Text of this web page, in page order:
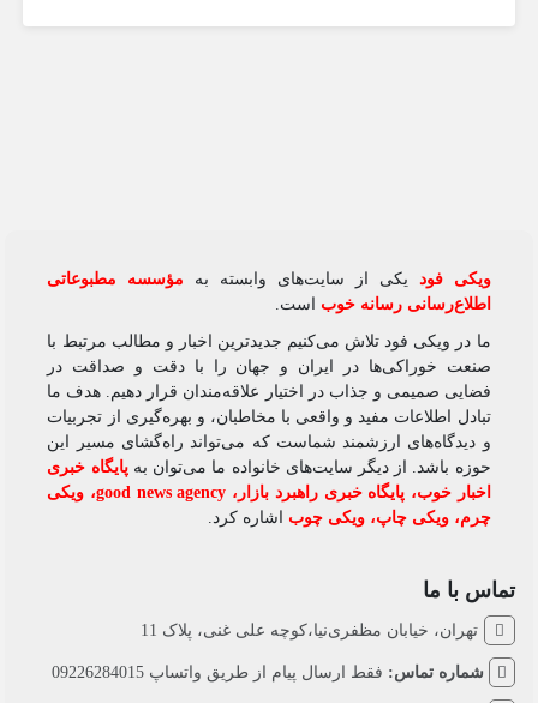
ویکی‌ فودیکی از سایت‌های وابسته به
مؤسسه مطبوعاتی
اطلاع‌رسانی رسانه خوباست.
ما در ویکی‌ فود تلاش می‌کنیم جدیدترین اخبار و مطالب مرتبط با
صنعت خوراکی‌ها در ایران و جهان را با دقت و صداقت در
فضایی صمیمی و جذاب در اختیار علاقه‌مندان قرار دهیم. هدف ما
تبادل اطلاعات مفید و واقعی با مخاطبان، و بهره‌گیری از تجربیات
و دیدگاه‌های ارزشمند شماست که می‌تواند راه‌گشای مسیر این
حوزه باشد. از دیگر سایت‌های خانواده ما می‌توان بهپایگاه خبری
اخبار خوب،پایگاه خبری راهبرد بازار ،good news agency،ویکی
چرم،ویکی چاپ،ویکی چوباشاره کرد.
تماس با ما
تهران، خیابان مظفری‌نیا،کوچه علی غنی، پلاک 11
شماره تماس:فقط ارسال پیام از طریق واتساپ 09226284015